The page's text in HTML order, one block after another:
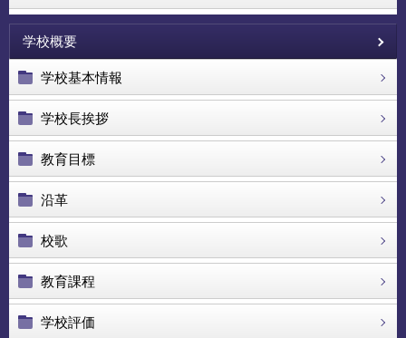
学校概要
学校基本情報
学校長挨拶
教育目標
沿革
校歌
教育課程
学校評価